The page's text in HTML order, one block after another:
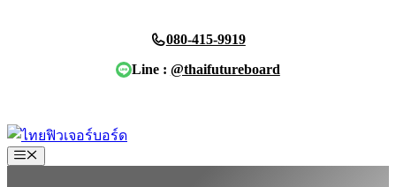
080-415-9919
Line : @thaifutureboard
Menu